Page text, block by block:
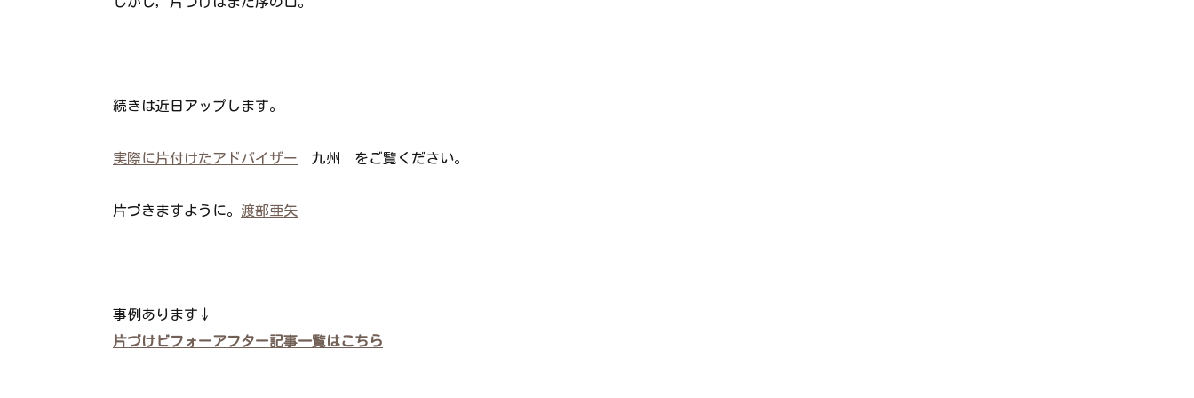
続きは近日アップします。
実際に片付けたアドバイザー 九州 をご覧ください。
片づきますように。 渡部亜矢
事例あります↓
片づけビフォーアフター記事一覧はこちら